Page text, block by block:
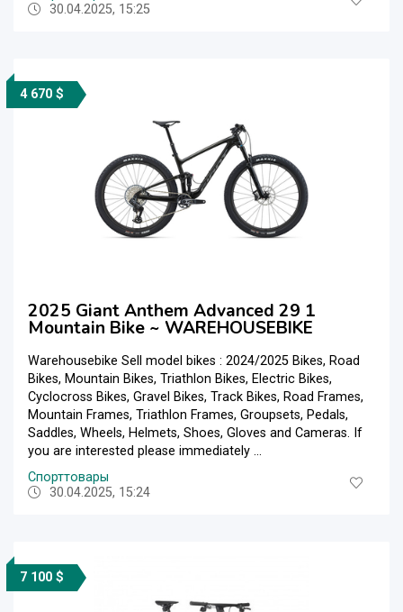
30.04.2025, 15:25
4 670 $
2025 Giant Anthem Advanced 29 1
Mountain Bike ~ WAREHOUSEBIKE
Warehousebike Sell model bikes : 2024/2025 Bikes, Road
Bikes, Mountain Bikes, Triathlon Bikes, Electric Bikes,
Cyclocross Bikes, Gravel Bikes, Track Bikes, Road Frames,
Mountain Frames, Triathlon Frames, Groupsets, Pedals,
Saddles, Wheels, Helmets, Shoes, Gloves and Cameras. If
you are interested please immediately ...
Спорттовары
30.04.2025, 15:24
7 100 $